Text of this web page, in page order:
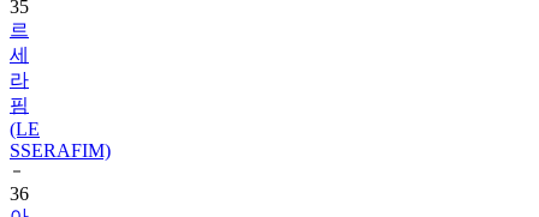
세
라
핌
(LE
SSERAFIM)
36
아
홉